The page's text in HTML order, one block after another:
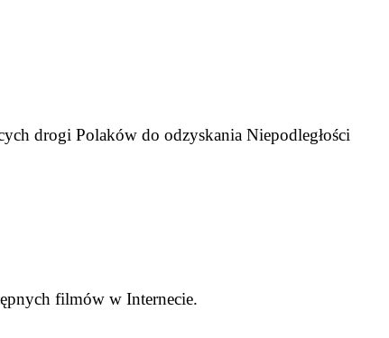
drogi Polaków do odzyskania Niepodległości
filmów w Internecie.